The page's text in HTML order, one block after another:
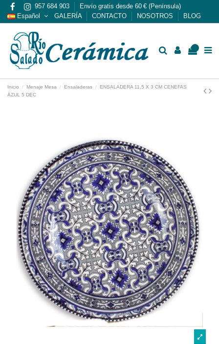
957 684 903
Envío gratis desde 60 € (Península)
Español
GALERÍA CONTACTO NOSOTROS BLOG
Inicio Menaje Mesa Ensaladeras
ENSALADERA 11,5 X 3 CM CENEFAS
AZUL 5 DEC